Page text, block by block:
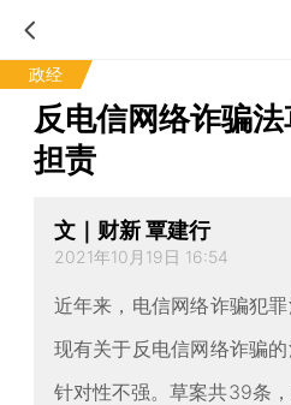
政经
反电信网络诈骗
担责
文｜财新 覃建行
2021年10月19日 16:54
近年来，电信网络诈骗犯
现有关于反电信网络诈骗
针对性不强。草案共39条